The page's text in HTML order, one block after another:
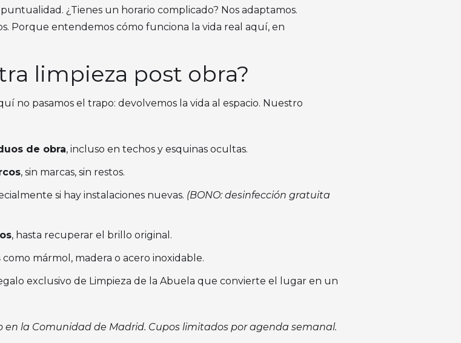
¿Tienes un horario complicado? Nos adaptamos.
Porque entendemos cómo funciona la vida real aquí, en
limpieza post obra?
no pasamos el trapo: devolvemos la vida al espacio. Nuestro
de obra, incluso en techos y esquinas ocultas.
, sin marcas, sin restos.
si hay instalaciones nuevas. (BONO: desinfección gratuita
, hasta recuperar el brillo original.
como mármol, madera o acero inoxidable.
exclusivo de Limpieza de la Abuela que convierte el lugar en un
en la Comunidad de Madrid. Cupos limitados por agenda semanal.